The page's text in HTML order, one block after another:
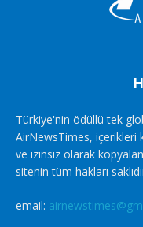
Türkiye'nin ödüllü tek
AirNewsTimes, içerikleri
ve izinsiz olarak
sitenin tüm hakları
email: